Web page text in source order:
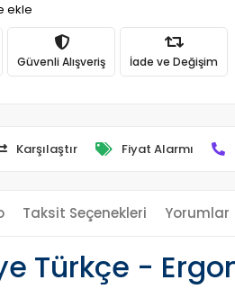
ekle
Güvenli Alışveriş İade ve Değişim
Karşılaştır Fiyat Alarmı
Taksit Seçenekleri Yorumlar
Türkçe -